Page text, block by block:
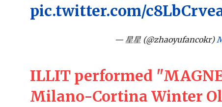
pic.twitter.com/
— 星星 (@zhaoyufancokr)
ILLIT performed
Milano-Cortina Winter